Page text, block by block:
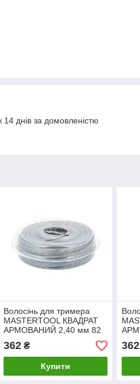
днів за домовленістю
Волосінь для тримера
MASTERTOOL КВАДРАТ
АРМОВАНИЙ 2,40 мм 82
м блістер 19-1312
362₴
Купити
м
362